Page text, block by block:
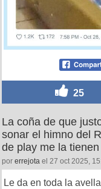
25
La coña de que
sonar el himno del
de play me la
por errejota el 27 oct 2025,
Le da en toda la